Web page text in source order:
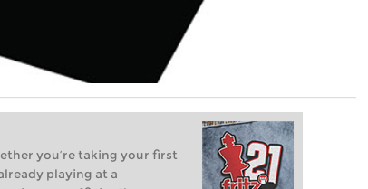
you’re taking your first
playing at a